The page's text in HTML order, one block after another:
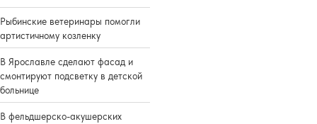
Рыбинские ветеринары помогли
артистичному козленку
В Ярославле сделают фасад и
смонтируют подсветку в детской
больнице
В фельдшерско-акушерских